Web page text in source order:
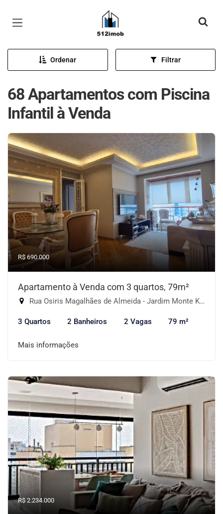
Página inicial
Ordenar Filtrar
68 Apartamentos com Piscina
Infantil à Venda
R$ 690.000
Apartamento à Venda com 3 quartos, 79m²
Rua Osiris Magalhães de Almeida - Jardim Monte Kemel, São Paulo-SP
3 Quartos 2 Banheiros 2 Vagas 79 m²
Mais informações
R$ 2.234.000